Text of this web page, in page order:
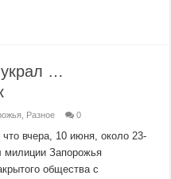
…
Разное 0
вчера, 10 июня, около 23-
милиции Запорожья
общества с